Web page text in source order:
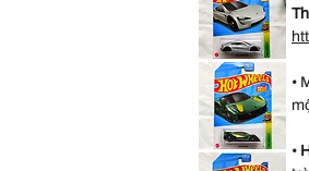
•
•
Mô
Hình
Đồ
Chơi
Workshop
Series
Aston
Martin
963
DB5
Xanh
Ngọc
Xe
Mô
Hình
Chơi
Hot
Wheels
HW
Exotics
Series
Tesla
Roadster
Xe
Mô
Hot
Wheels